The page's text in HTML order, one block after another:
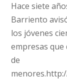
Hace siete
Barriento
los jóvenes
empresas
de